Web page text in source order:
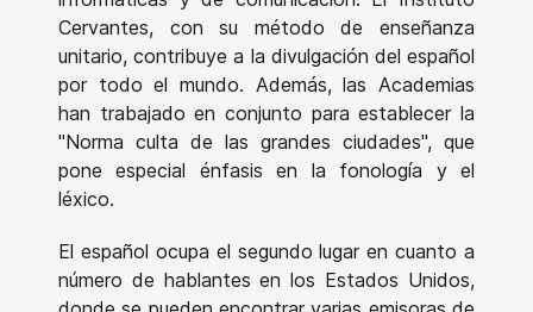
Cervantes, con su método de enseñanza
unitario, contribuye a la divulgación del español
por todo el mundo. Además, las Academias
han trabajado en conjunto para establecer la
"Norma culta de las grandes ciudades", que
pone especial énfasis en la fonología y el
léxico.
El español ocupa el segundo lugar en cuanto a
número de hablantes en los Estados Unidos,